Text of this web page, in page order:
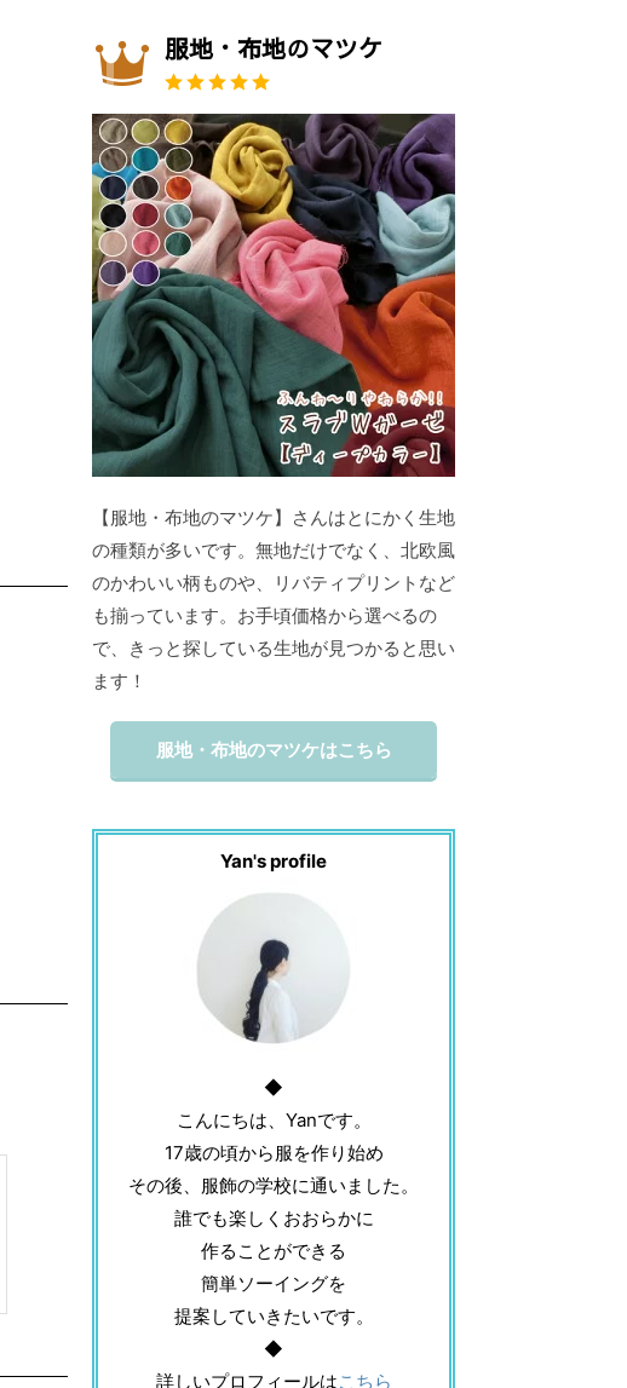
服地・布地のマツケ
【服地・布地のマツケ】さんはとにかく生地
の種類が多いです。無地だけでなく、北欧風
のかわいい柄ものや、リバティプリントなど
も揃っています。お手頃価格から選べるの
で、きっと探している生地が見つかると思い
ます！
服地・布地のマツケはこちら
Yan's profile
◆
こんにちは、Yanです。
17歳の頃から服を作り始め
その後、服飾の学校に通いました。
誰でも楽しくおおらかに
作ることができる
簡単ソーイングを
提案していきたいです。
◆
詳しいプロフィールはこちら